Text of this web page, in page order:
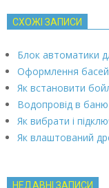
СХОЖІ ЗАПИСИ
Блок автоматики
Оформлення
Як встановити
Водопровід в
Як вибрати і
Як влаштований
НЕДАВНІ ЗАПИСИ